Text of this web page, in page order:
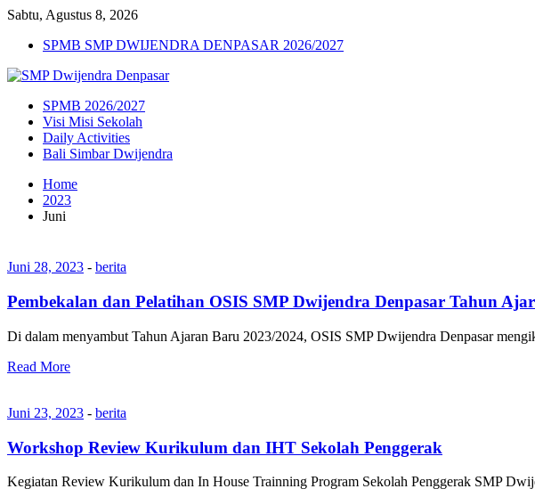
Sabtu, Agustus 8, 2026
SPMB SMP DWIJENDRA DENPASAR 2026/2027
SPMB 2026/2027
Visi Misi Sekolah
Daily Activities
Bali Simbar Dwijendra
Home
2023
Juni
Juni 28, 2023 - berita
Pembekalan dan Pelatihan OSIS SMP Dwijendra Denpasar Tahun
Di dalam menyambut Tahun Ajaran Baru 2023/2024, OSIS SMP Dwijendra Denpasar
Read More
Juni 23, 2023 - berita
Workshop Review Kurikulum dan IHT Sekolah Penggerak
Kegiatan Review Kurikulum dan In House Trainning Program Sekolah Penggerak SMP